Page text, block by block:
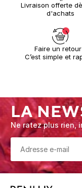
Livraison offerte
d'achats
Faire un retour
C’est simple et
LA
Ne ratez plus rien,